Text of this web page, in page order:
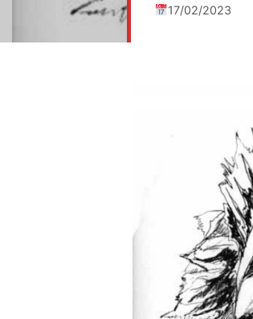
17/02/2023